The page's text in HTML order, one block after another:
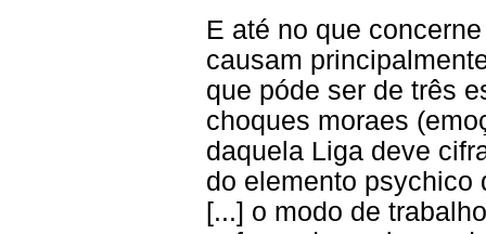
E até no que
causam
que póde ser de três
choques moraes
daquela Liga deve
do elemento psychico
[...] o modo de